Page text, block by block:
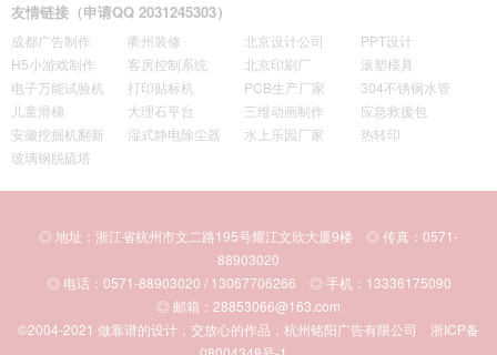
友情链接（申请QQ 2031245303）
成都广告制作 衢州装修 北京设计公司
PPT设计
H5小游戏制作
客房控制系统 北京印刷厂
滚塑模具
电子万能试验机
打印贴标机 PCB生产厂家
304不锈钢水管
儿童滑梯
大理石平台 三维动画制作
应急救援包
安徽挖掘机翻新
湿式静电除尘器 水上乐园厂家
热转印
玻璃钢脱硫塔
◎ 地址：浙江省杭州市文二路195号耀江文欣大厦9楼 ◎ 传真：0571-
88903020
◎ 电话：0571-88903020 / 13067706266 ◎ 手机：13336175090
◎ 邮箱：28853066@163.com
©2004-2021 做靠谱的设计，交放心的作品，杭州铭阳广告有限公司 浙ICP备